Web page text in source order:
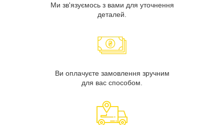
Ми зв'язуємось з вами для уточнення
деталей.
Ви оплачуєте замовлення зручним
для вас способом.